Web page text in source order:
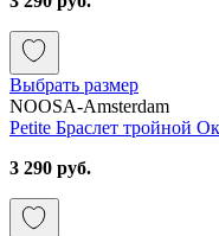
Выбрать размер
NOOSA-Amsterdam
Petite Браслет тройной
3 290 руб.